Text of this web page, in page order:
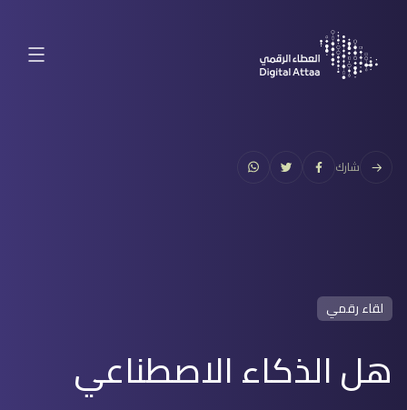
شارك
لقاء رقمي
هل الذكاء الاصطناعي